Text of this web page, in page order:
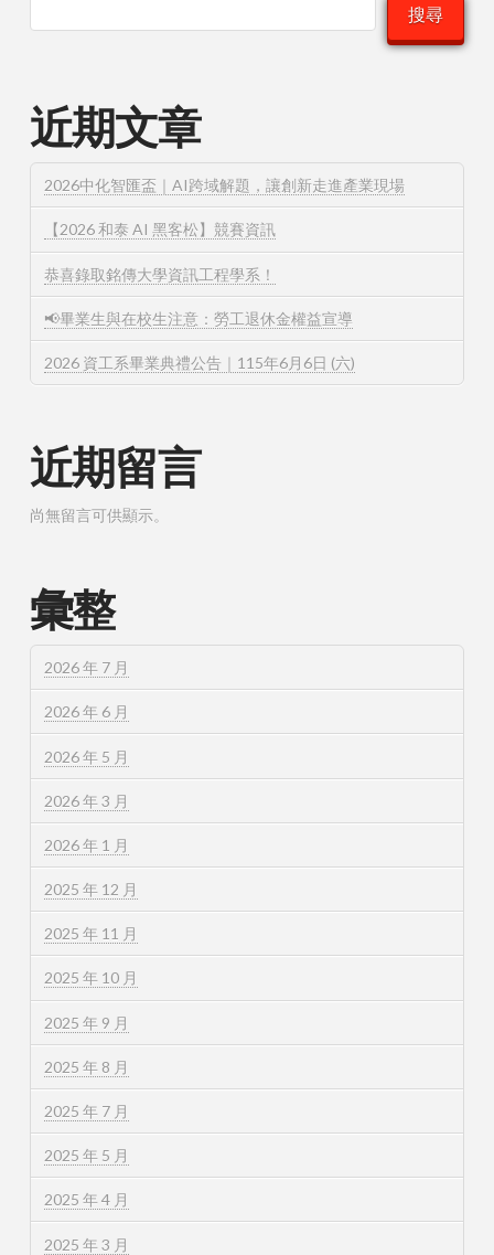
搜尋
近期文章
2026中化智匯盃｜AI跨域解題，讓創新走進產業現場
【2026 和泰 AI 黑客松】競賽資訊
恭喜錄取銘傳大學資訊工程學系！
📢畢業生與在校生注意：勞工退休金權益宣導
2026 資工系畢業典禮公告｜115年6月6日 (六)
近期留言
尚無留言可供顯示。
彙整
2026 年 7 月
2026 年 6 月
2026 年 5 月
2026 年 3 月
2026 年 1 月
2025 年 12 月
2025 年 11 月
2025 年 10 月
2025 年 9 月
2025 年 8 月
2025 年 7 月
2025 年 5 月
2025 年 4 月
2025 年 3 月